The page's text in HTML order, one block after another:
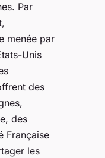
Par
menée par
Unis
des
des
Française
les